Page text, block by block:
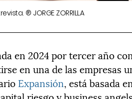
® JORGE ZORRILLA
en 2024 por tercer año
en una de las empresas
Expansión, está basada